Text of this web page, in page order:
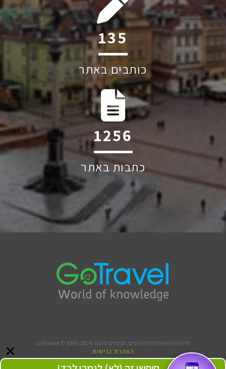
201
כותבים באתר
1874
כתבות באתר
כל הזכויות שמורות לכותבים, לצלמים ולאתר GoTravel © 2006-2026
הצהרת נגישות
תנאי שימוש